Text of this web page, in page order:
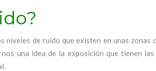
niveles de ruido que existen en unas zonas
una idea de la exposición que tienen las